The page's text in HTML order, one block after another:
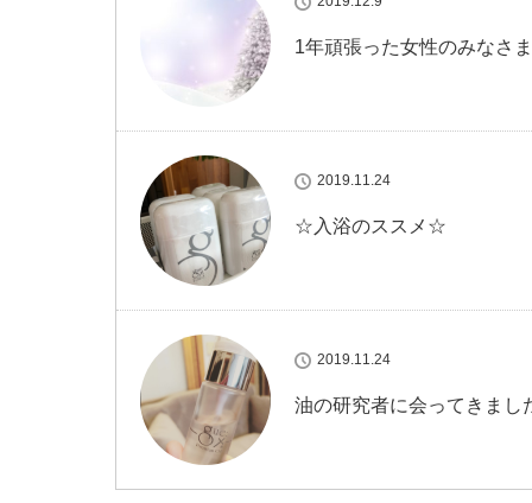
1年頑張った女性のみなさ
2019.11.24
☆入浴のススメ☆
2019.11.24
油の研究者に会ってきま